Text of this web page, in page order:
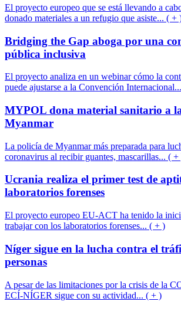
El proyecto europeo que se está llevando a
donado materiales a un refugio que asiste... ( +
Bridging the Gap aboga por una
pública inclusiva
El proyecto analiza en un webinar cómo la
puede ajustarse a la Convención
MYPOL dona material sanitario a
Myanmar
La policía de Myanmar más preparada para
coronavirus al recibir guantes, mascarillas... ( +
Ucrania realiza el primer test de
laboratorios forenses
El proyecto europeo EU-ACT ha tenido la
trabajar con los laboratorios forenses... ( + )
Níger sigue en la lucha contra el
personas
A pesar de las limitaciones por la crisis de la
ECÍ-NÍGER sigue con su actividad... ( + )